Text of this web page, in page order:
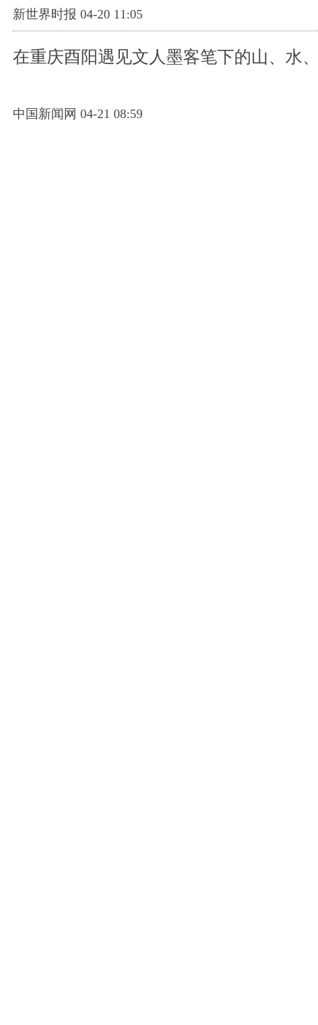
新世界时报 04-20 11:05
在重庆酉阳遇见文人墨客笔下的山、水
中国新闻网 04-21 08:59